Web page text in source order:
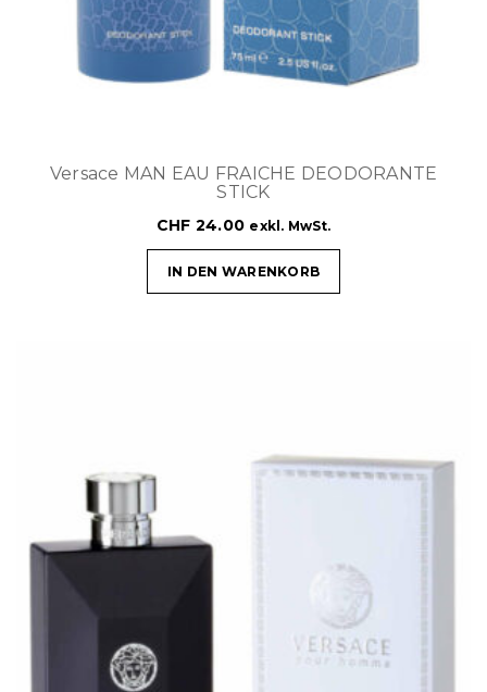
Versace MAN EAU FRAICHE DEODORANTE
STICK
CHF 24.00 exkl. MwSt.
IN DEN WARENKORB